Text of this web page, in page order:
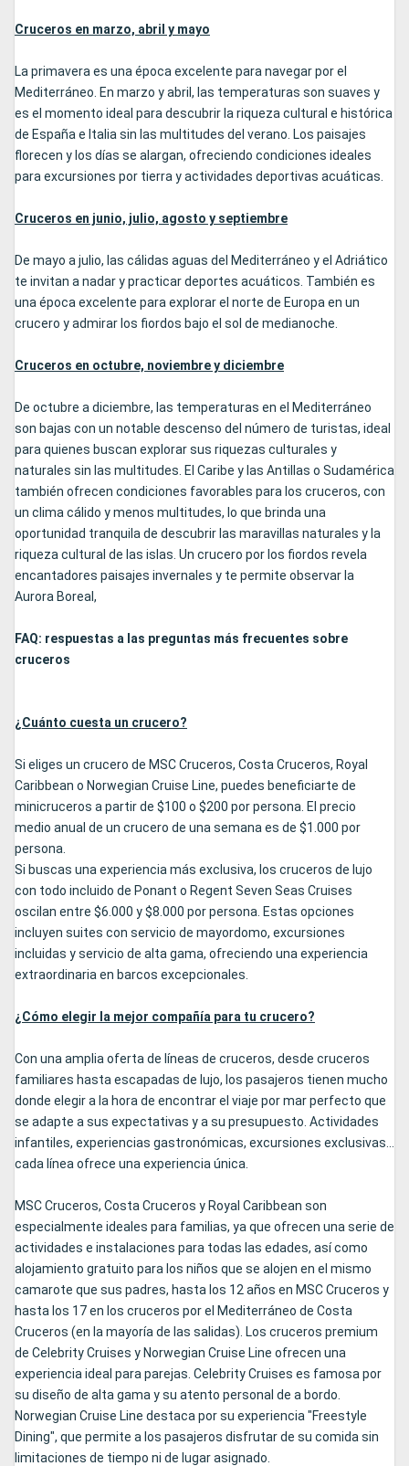
Cruceros en marzo, abril y mayo
La primavera es una época excelente para navegar por el
Mediterráneo. En marzo y abril, las temperaturas son suaves y
es el momento ideal para descubrir la riqueza cultural e histórica
de España e Italia sin las multitudes del verano. Los paisajes
florecen y los días se alargan, ofreciendo condiciones ideales
para excursiones por tierra y actividades deportivas acuáticas.
Cruceros en junio, julio, agosto y septiembre
De mayo a julio, las cálidas aguas del Mediterráneo y el Adriático
te invitan a nadar y practicar deportes acuáticos. También es
una época excelente para explorar el norte de Europa en un
crucero y admirar los fiordos bajo el sol de medianoche.
Cruceros en octubre, noviembre y diciembre
De octubre a diciembre, las temperaturas en el Mediterráneo
son bajas con un notable descenso del número de turistas, ideal
para quienes buscan explorar sus riquezas culturales y
naturales sin las multitudes. El Caribe y las Antillas o Sudamérica
también ofrecen condiciones favorables para los cruceros, con
un clima cálido y menos multitudes, lo que brinda una
oportunidad tranquila de descubrir las maravillas naturales y la
riqueza cultural de las islas. Un crucero por los fiordos revela
encantadores paisajes invernales y te permite observar la
Aurora Boreal,
FAQ: respuestas a las preguntas más frecuentes sobre
cruceros
¿Cuánto cuesta un crucero?
Si eliges un crucero de MSC Cruceros, Costa Cruceros, Royal
Caribbean o Norwegian Cruise Line, puedes beneficiarte de
minicruceros a partir de $100 o $200 por persona. El precio
medio anual de un crucero de una semana es de $1.000 por
persona.
Si buscas una experiencia más exclusiva, los cruceros de lujo
con todo incluido de Ponant o Regent Seven Seas Cruises
oscilan entre $6.000 y $8.000 por persona. Estas opciones
incluyen suites con servicio de mayordomo, excursiones
incluidas y servicio de alta gama, ofreciendo una experiencia
extraordinaria en barcos excepcionales.
¿Cómo elegir la mejor compañía para tu crucero?
Con una amplia oferta de líneas de cruceros, desde cruceros
familiares hasta escapadas de lujo, los pasajeros tienen mucho
donde elegir a la hora de encontrar el viaje por mar perfecto que
se adapte a sus expectativas y a su presupuesto. Actividades
infantiles, experiencias gastronómicas, excursiones exclusivas...
cada línea ofrece una experiencia única.
MSC Cruceros, Costa Cruceros y Royal Caribbean son
especialmente ideales para familias, ya que ofrecen una serie de
actividades e instalaciones para todas las edades, así como
alojamiento gratuito para los niños que se alojen en el mismo
camarote que sus padres, hasta los 12 años en MSC Cruceros y
hasta los 17 en los cruceros por el Mediterráneo de Costa
Cruceros (en la mayoría de las salidas). Los cruceros premium
de Celebrity Cruises y Norwegian Cruise Line ofrecen una
experiencia ideal para parejas. Celebrity Cruises es famosa por
su diseño de alta gama y su atento personal de a bordo.
Norwegian Cruise Line destaca por su experiencia "Freestyle
Dining", que permite a los pasajeros disfrutar de su comida sin
limitaciones de tiempo ni de lugar asignado.